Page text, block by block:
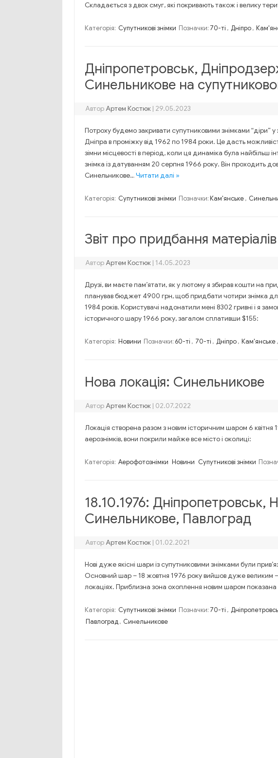
Складається з двох смуг, які покривають також і велику
Категорія: Супутникові знімки Позначки: 70-ті , Дніпро,
Дніпропетровськ,
Синельникове на
Автор Артем Костюк | 29.05.2023
Потроху будемо закривати супутниковими знімками “діри” у
Дніпра в проміжку від 1962 по 1984 роки. Це дасть
зімни місцевості в період, коли ця динаміка була найбільш
знімка із датуванням 20 серпня 1966 року. Він проходить
Синельникове…Читати далі »
Категорія: Супутникові знімки Позначки:Кам'янське,
Звіт про придбання матеріалів
Автор Артем Костюк | 14.05.2023
Друзі, ви маєте пам’ятати, як у лютому я збирав кошти на
планував бюджет 4900 грн, щоб придбати чотири знімка
1984 років. Користувачі надонатили мені 8302 гривні і я
історичного шару 1966 року, загалом сплативши $155:
Категорія: Новини Позначки: 60-ті , 70-ті , Дніпро, Кам'янське,
Нова локація: Синельникове
Автор Артем Костюк | 02.07.2022
Локація створена разом з новим історичним шаром 6 квітня
аерознімків, вони покрили майже все місто і околиці:
Категорія: Аерофотознімки Новини Супутникові знімки
18.10.1976: Дніпропетровськ,
Синельникове, Павлоград
Автор Артем Костюк | 01.02.2021
Нові дуже якісні шари із супутниковими знімками були
Основний шар – 18 жовтня 1976 року вийшов дуже великим –
локаціях. Приблизна зона охоплення новим шаром показана
Категорія: Супутникові знімки Позначки: 70-ті ,
Павлоград, Синельникове